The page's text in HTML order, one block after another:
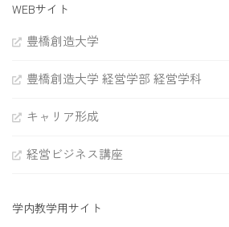
WEBサイト
豊橋創造大学
豊橋創造大学 経営学部 経営学科
キャリア形成
経営ビジネス講座
学内教学用サイト